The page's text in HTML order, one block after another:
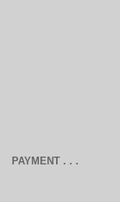
PAYMENT . . .